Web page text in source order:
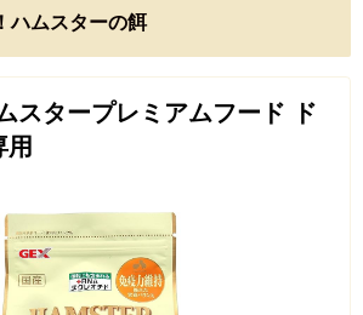
ハムスターの餌
スタープレミアムフード ド
用